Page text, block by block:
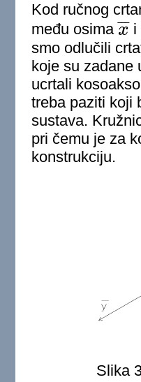
Kod ručnog
među osima x
¯¯
¯
x¯ i
smo odlučili
koje su zadane
ucrtali
treba paziti koji
sustava.
pri čemu je za
konstrukciju.
Slika